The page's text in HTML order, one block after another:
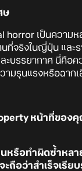
ษ
เป็นความ
ที่จริงในญี่ปุ่น แล
รรยากาศ นี่คือค
รุนแรงหรือฉากเ
หน้าที่ขอ
รือทำผิดซ้ำหล
ถือว่าสำเร็จเรีย